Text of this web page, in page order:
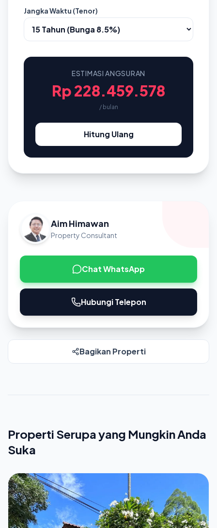
Jangka Waktu (Tenor)
ESTIMASI ANGSURAN
Rp 228.459.578
/ bulan
Hitung Ulang
Aim Himawan
Property Consultant
Chat WhatsApp
Hubungi Telepon
Bagikan Properti
Properti Serupa yang Mungkin Anda
Suka